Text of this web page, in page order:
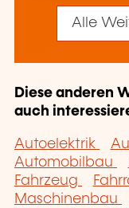
Alle
Diese anderen
auch
Autoelektrik
Automobilbau
Fahrzeug
Maschinenbau